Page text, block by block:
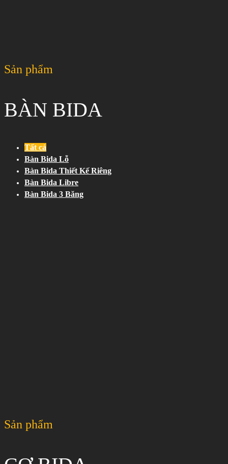
Sản phẩm
BÀN BIDA
Tất cả
Bàn Bida Lỗ
Bàn Bida Thiết Kế Riêng
Bàn Bida Libre
Bàn Bida 3 Băng
Sản phẩm